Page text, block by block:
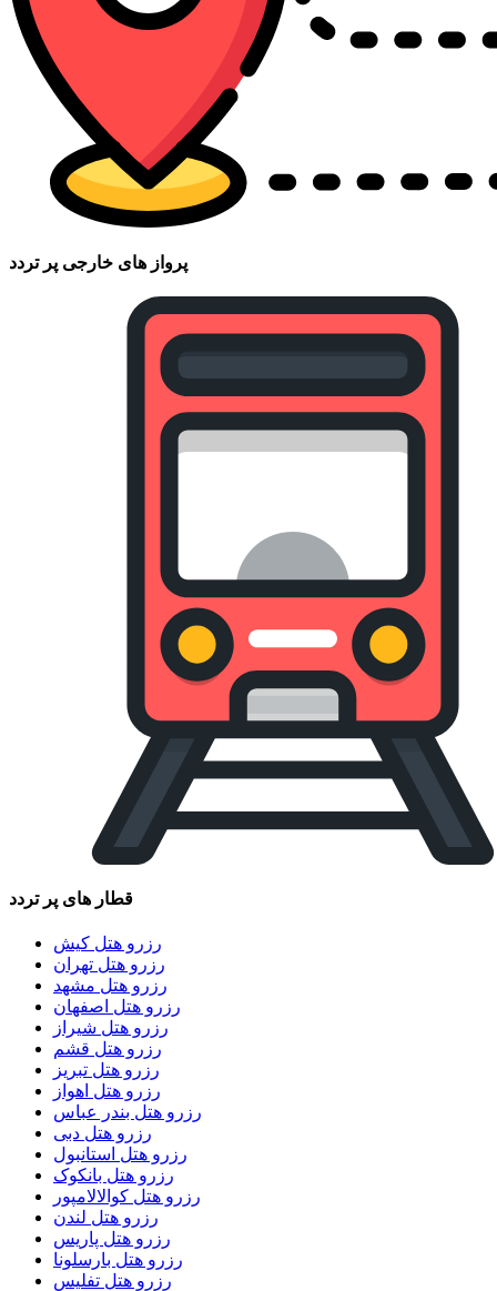
پرواز های خارجی پر تردد
قطار های پر تردد
رزرو هتل کیش
رزرو هتل تهران
رزرو هتل مشهد
رزرو هتل اصفهان
رزرو هتل شیراز
رزرو هتل قشم
رزرو هتل تبریز
رزرو هتل اهواز
رزرو هتل بندر عباس
رزرو هتل دبی
رزرو هتل استانبول
رزرو هتل بانکوک
رزرو هتل کوالالامپور
رزرو هتل لندن
رزرو هتل پاریس
رزرو هتل بارسلونا
رزرو هتل تفلیس